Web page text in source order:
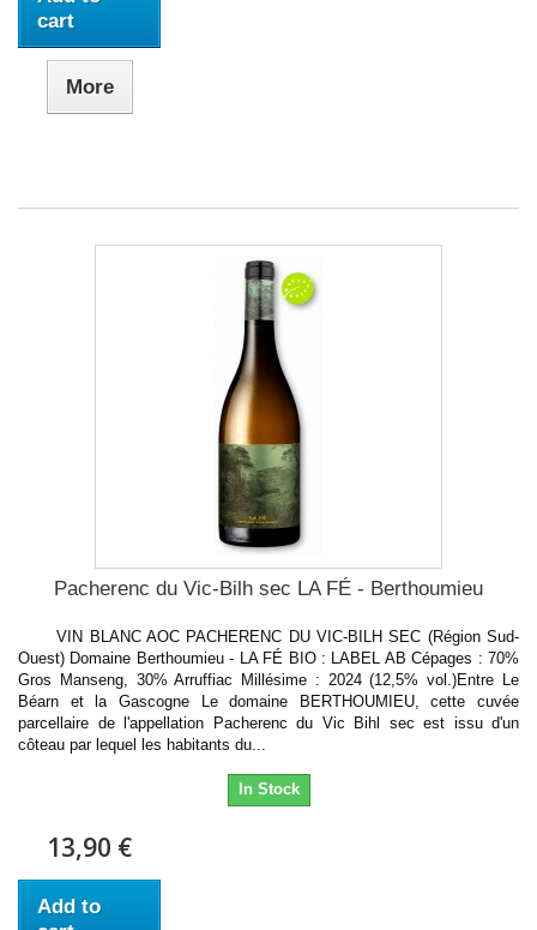
cart
More
Pacherenc du Vic-Bilh sec LA FÉ - Berthoumieu
VIN BLANC AOC PACHERENC DU VIC-BILH SEC (Région Sud-
Ouest) Domaine Berthoumieu - LA FÉ BIO : LABEL AB Cépages : 70%
Gros Manseng, 30% Arruffiac Millésime : 2024 (12,5% vol.)Entre Le
Béarn et la Gascogne Le domaine BERTHOUMIEU, cette cuvée
parcellaire de l'appellation Pacherenc du Vic Bihl sec est issu d'un
côteau par lequel les habitants du...
In Stock
13,90 €
Add to